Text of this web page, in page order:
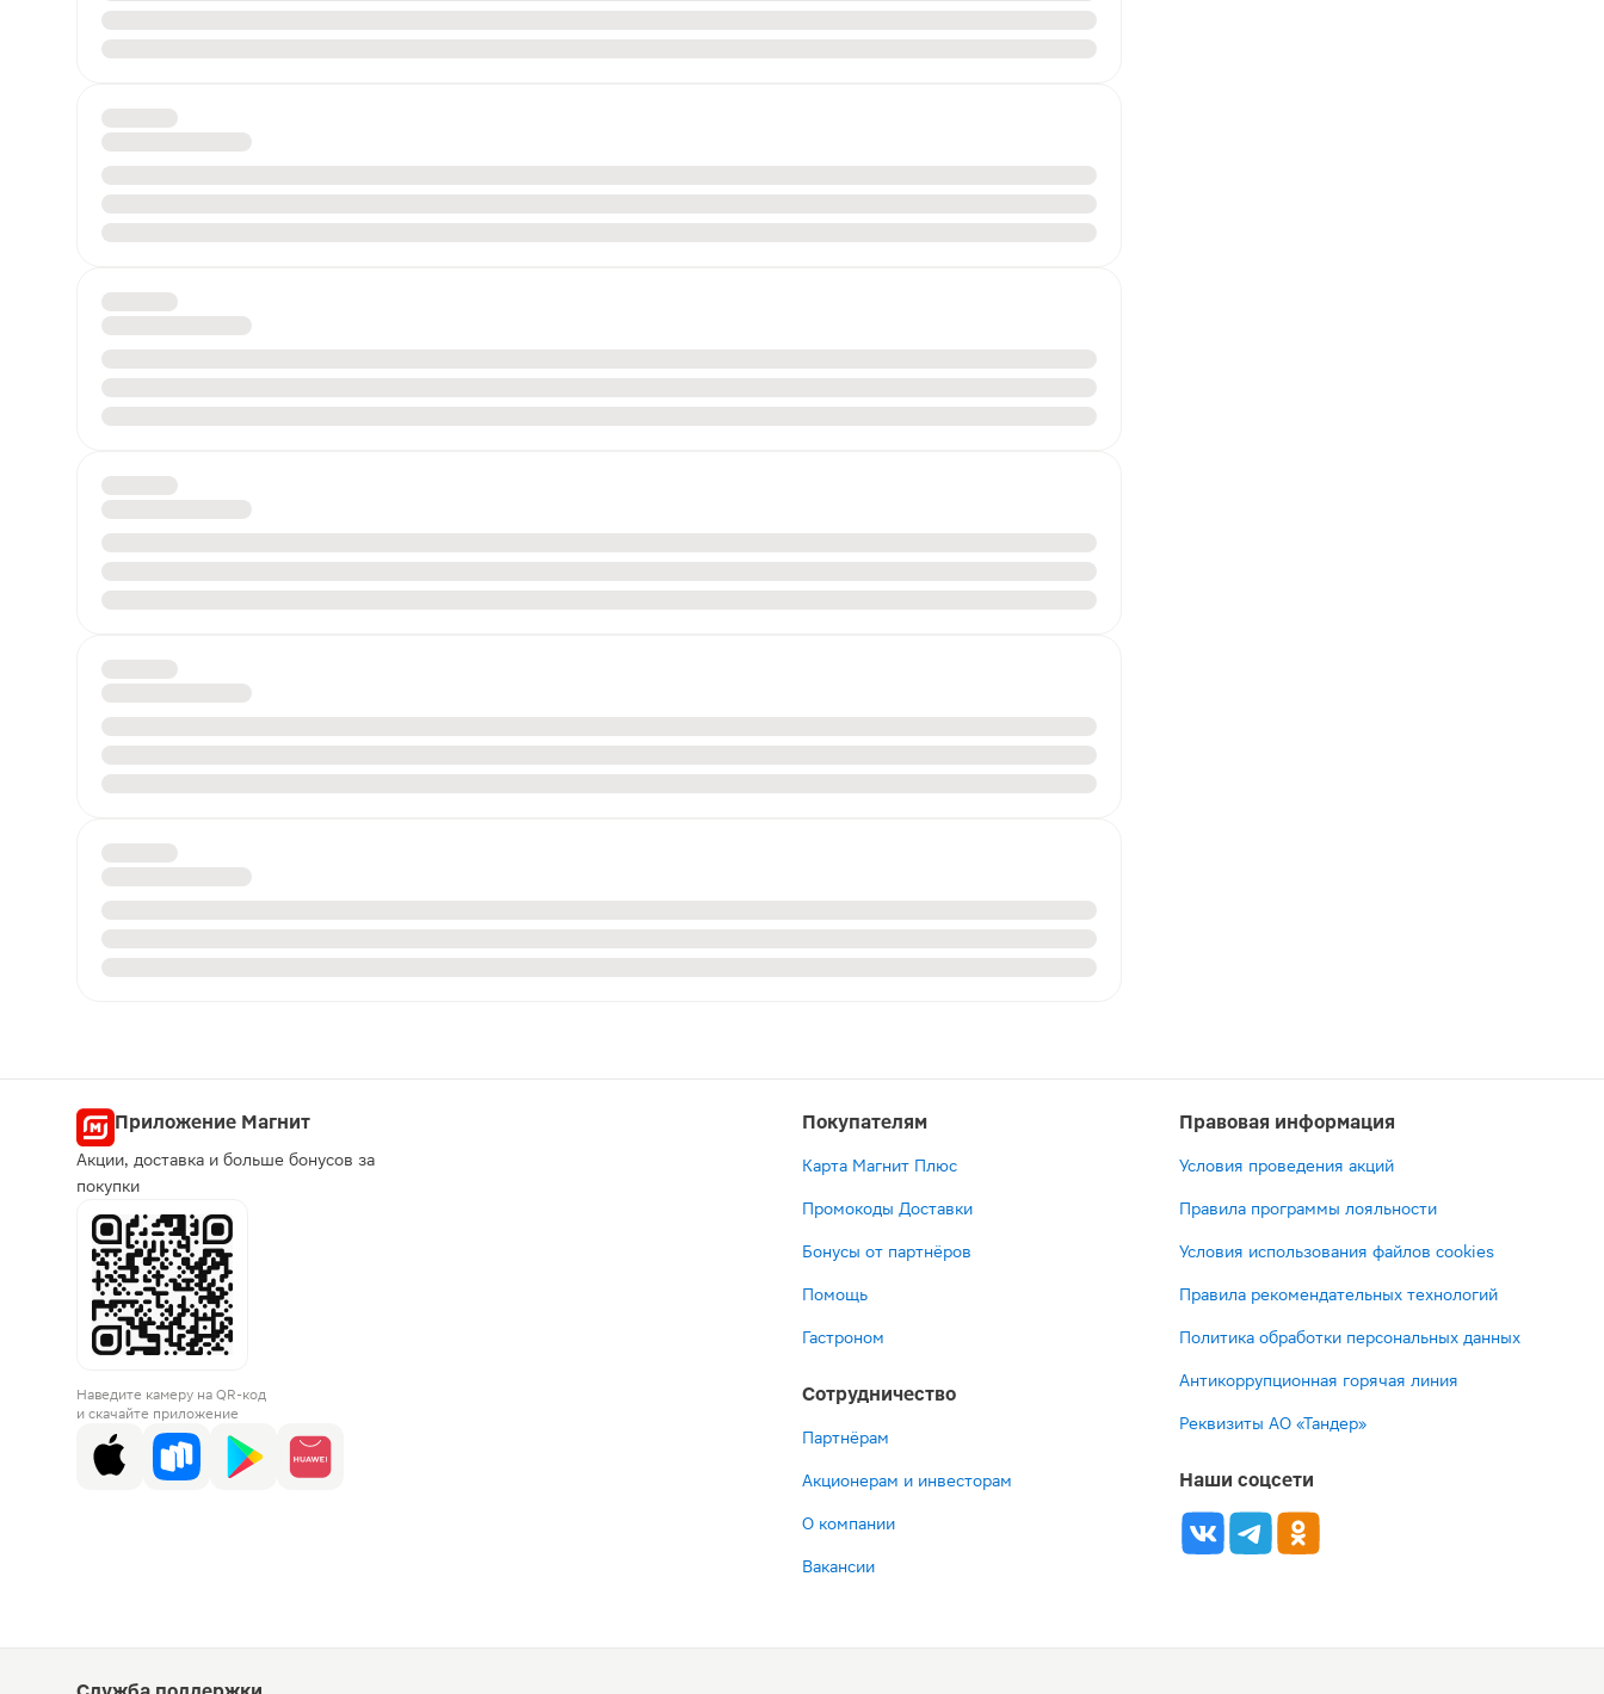
Приложение Магнит
Акции, доставка и больше бонусов за
покупки
Наведите камеру на QR-код
и скачайте приложение
Покупателям
Карта Магнит Плюс
Промокоды Доставки
Бонусы от партнёров
Помощь
Гастроном
Сотрудничество
Партнёрам
Акционерам и инвесторам
О компании
Вакансии
Правовая информация
Условия проведения акций
Правила программы лояльности
Условия использования файлов cookies
Правила рекомендательных технологий
Политика обработки персональных данных
Антикоррупционная горячая линия
Реквизиты АО «Тандер»
Наши соцсети